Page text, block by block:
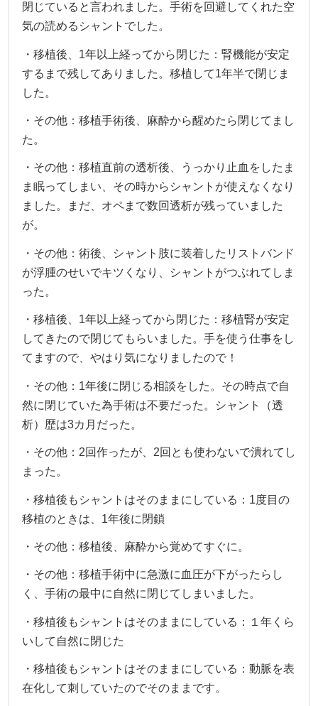
閉じていると言われました。手術を回避してくれた空
気の読めるシャントでした。
・移植後、1年以上経ってから閉じた：腎機能が安定
するまで残してありました。移植して1年半で閉じま
した。
・その他：移植手術後、麻酔から醒めたら閉じてまし
た。
・その他：移植直前の透析後、うっかり止血をしたま
ま眠ってしまい、その時からシャントが使えなくなり
ました。まだ、オペまで数回透析が残っていました
が。
・その他：術後、シャント肢に装着したリストバンド
が浮腫のせいでキツくなり、シャントがつぶれてしま
った。
・移植後、1年以上経ってから閉じた：移植腎が安定
してきたので閉じてもらいました。手を使う仕事をし
てますので、やはり気になりましたので！
・その他：1年後に閉じる相談をした。その時点で自
然に閉じていた為手術は不要だった。シャント（透
析）歴は3カ月だった。
・その他：2回作ったが、2回とも使わないで潰れてし
まった。
・移植後もシャントはそのままにしている：1度目の
移植のときは、1年後に閉鎖
・その他：移植後、麻酔から覚めてすぐに。
・その他：移植手術中に急激に血圧が下がったらし
く、手術の最中に自然に閉じてしまいました。
・移植後もシャントはそのままにしている：１年くら
いして自然に閉じた
・移植後もシャントはそのままにしている：動脈を表
在化して刺していたのでそのままです。